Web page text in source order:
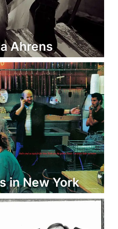
Ahrens
in New York